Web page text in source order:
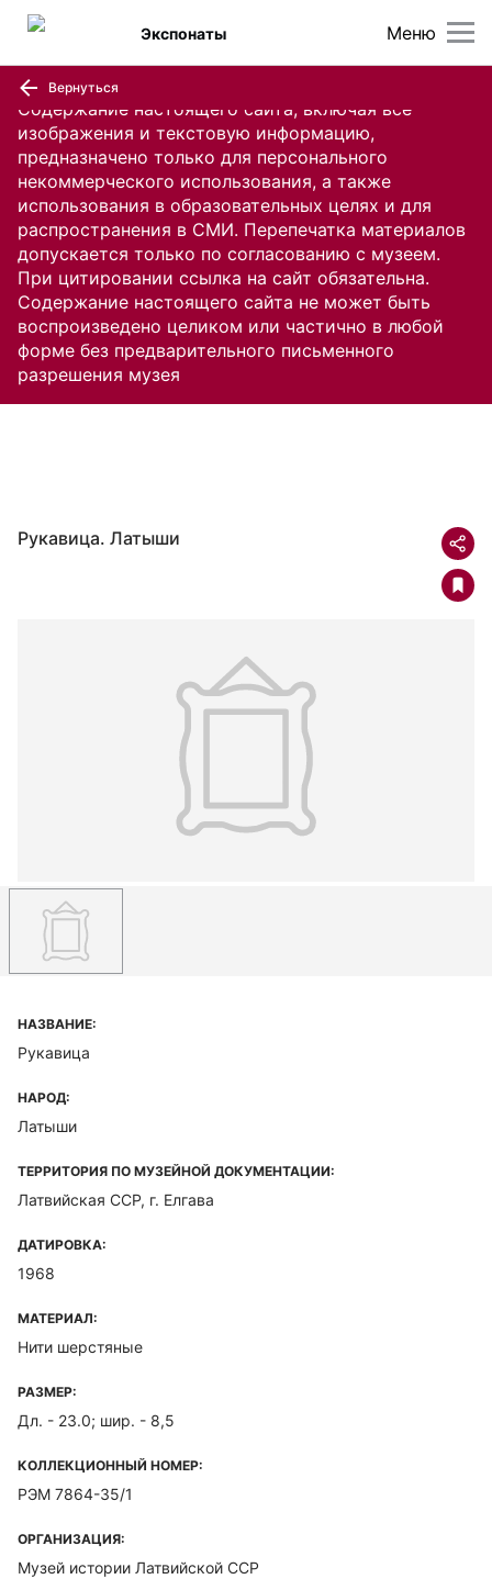
Содержание настоящего сайта, включая все
изображения и текстовую информацию,
предназначено только для персонального
некоммерческого использования, а также
использования в образовательных целях и для
распространения в СМИ. Перепечатка материалов
допускается только по согласованию с музеем.
При цитировании ссылка на сайт обязательна.
Содержание настоящего сайта не может быть
воспроизведено целиком или частично в любой
форме без предварительного письменного
разрешения музея
Меню
Экспонаты
Вернуться
Рукавица. Латыши
НАЗВАНИЕ:
Рукавица
НАРОД:
Латыши
ТЕРРИТОРИЯ ПО МУЗЕЙНОЙ ДОКУМЕНТАЦИИ:
Латвийская ССР, г. Елгава
ДАТИРОВКА:
1968
МАТЕРИАЛ:
Нити шерстяные
РАЗМЕР:
Дл. - 23.0; шир. - 8,5
КОЛЛЕКЦИОННЫЙ НОМЕР:
РЭМ 7864-35/1
ОРГАНИЗАЦИЯ:
Музей истории Латвийской ССР